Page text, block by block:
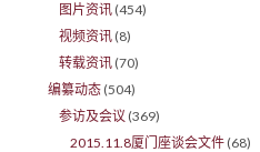
图片资讯 (454)
视频资讯 (8)
转载资讯 (70)
编纂动态 (504)
参访及会议 (369)
2015.11.8厦门座谈会文件 (68)